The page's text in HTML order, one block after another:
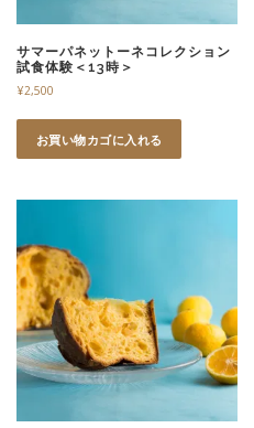
サマーパネットーネコレクション
試食体験＜13時＞
¥2,500
お買い物カゴに入れる